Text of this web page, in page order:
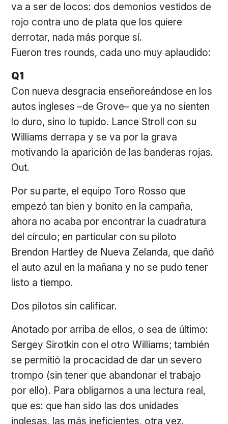
va a ser de locos: dos demonios vestidos de
rojo contra uno de plata que los quiere
derrotar, nada más porque sí.
Fueron tres rounds, cada uno muy aplaudido:
Q1
Con nueva desgracia enseñoreándose en los
autos ingleses –de Grove– que ya no sienten
lo duro, sino lo tupido. Lance Stroll con su
Williams derrapa y se va por la grava
motivando la aparición de las banderas rojas.
Out.
Por su parte, el equipo Toro Rosso que
empezó tan bien y bonito en la campaña,
ahora no acaba por encontrar la cuadratura
del círculo; en particular con su piloto
Brendon Hartley de Nueva Zelanda, que dañó
el auto azul en la mañana y no se pudo tener
listo a tiempo.
Dos pilotos sin calificar.
Anotado por arriba de ellos, o sea de último:
Sergey Sirotkin con el otro Williams; también
se permitió la procacidad de dar un severo
trompo (sin tener que abandonar el trabajo
por ello). Para obligarnos a una lectura real,
que es: que han sido las dos unidades
inglesas, las más ineficientes, otra vez.